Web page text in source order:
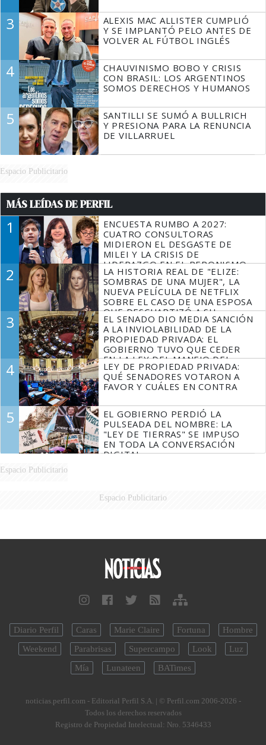
3
ALEXIS MAC ALLISTER CUMPLIÓ
Y SE IMPLANTÓ PELO ANTES DE
VOLVER AL FÚTBOL INGLÉS
4
CHAUVINISMO BOBO Y CRISIS
CON BRASIL: LOS ARGENTINOS
SOMOS DERECHOS Y HUMANOS
5
SANTILLI SE SUMÓ A BULLRICH
Y PRESIONA PARA LA RENUNCIA
DE VILLARRUEL
Espacio Publicitario
MÁS LEÍDAS DE PERFIL
1
ENCUESTA RUMBO A 2027:
CUATRO CONSULTORAS
MIDIERON EL DESGASTE DE
MILEI Y LA CRISIS DE
LIDERAZGO EN EL PERONISMO
2
LA HISTORIA REAL DE "ELIZE:
SOMBRAS DE UNA MUJER", LA
NUEVA PELÍCULA DE NETFLIX
SOBRE EL CASO DE UNA ESPOSA
QUE DESCUARTIZÓ A SU
MARIDO
3
EL SENADO DIO MEDIA SANCIÓN
A LA INVIOLABILIDAD DE LA
PROPIEDAD PRIVADA: EL
GOBIERNO TUVO QUE CEDER
EN LA LEY DEL MANEJO DEL
FUEGO
4
LEY DE PROPIEDAD PRIVADA:
QUÉ SENADORES VOTARON A
FAVOR Y CUÁLES EN CONTRA
5
EL GOBIERNO PERDIÓ LA
PULSEADA DEL NOMBRE: LA
"LEY DE TIERRAS" SE IMPUSO
EN TODA LA CONVERSACIÓN
DIGITAL
Espacio Publicitario
Espacio Publicitario
Diario Perfil Caras Marie Claire Fortuna
Hombre
Weekend
Parabrisas Supercampo Look
Luz
Mía
Lunateen BATimes
noticias.perfil.com - Editorial Perfil S.A. | © Perfil.com 2006-2026 -
Todos los derechos reservados
Registro de Propiedad Intelectual: Nro. 5346433